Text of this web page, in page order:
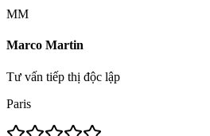
MM
Marco Martin
Tư vấn tiếp thị độc lập
Paris